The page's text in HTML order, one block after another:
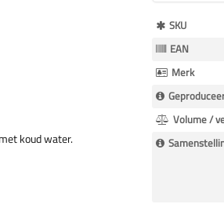
koud water.
Meer
Informatie
SKU
EAN
Merk
Volume /